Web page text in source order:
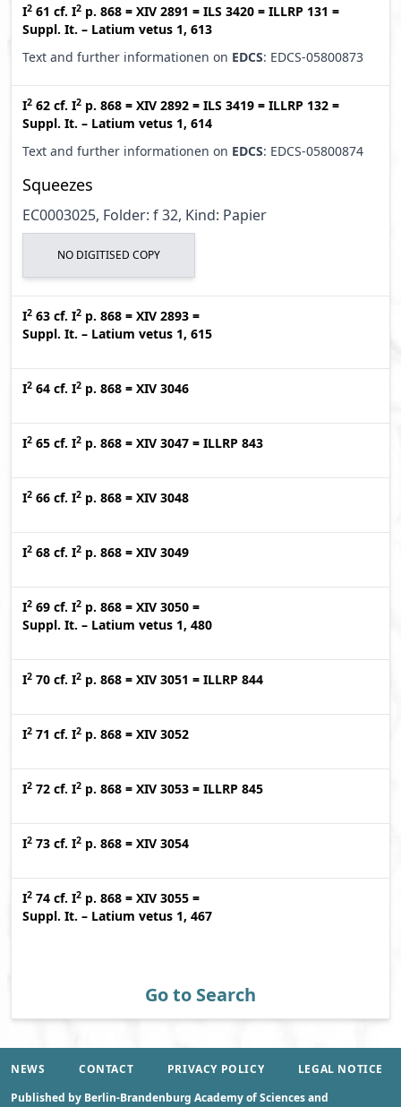
I2 61 cf. I2 p. 868 = XIV 2891 = ILS 3420 = ILLRP 131 =
Suppl. It. – Latium vetus 1, 613
Text and further informationen on EDCS: EDCS-05800873
I2 62 cf. I2 p. 868 = XIV 2892 = ILS 3419 = ILLRP 132 =
Suppl. It. – Latium vetus 1, 614
Text and further informationen on EDCS: EDCS-05800874
Squeezes
EC0003025, Folder: f 32, Kind: Papier
NO DIGITISED COPY
I2 63 cf. I2 p. 868 = XIV 2893 =
Suppl. It. – Latium vetus 1, 615
I2 64 cf. I2 p. 868 = XIV 3046
I2 65 cf. I2 p. 868 = XIV 3047 = ILLRP 843
I2 66 cf. I2 p. 868 = XIV 3048
I2 68 cf. I2 p. 868 = XIV 3049
I2 69 cf. I2 p. 868 = XIV 3050 =
Suppl. It. – Latium vetus 1, 480
I2 70 cf. I2 p. 868 = XIV 3051 = ILLRP 844
I2 71 cf. I2 p. 868 = XIV 3052
I2 72 cf. I2 p. 868 = XIV 3053 = ILLRP 845
I2 73 cf. I2 p. 868 = XIV 3054
I2 74 cf. I2 p. 868 = XIV 3055 =
Suppl. It. – Latium vetus 1, 467
Go to Search
NEWS CONTACT PRIVACY POLICY
LEGAL NOTICE
Published by Berlin-Brandenburg Academy of Sciences and